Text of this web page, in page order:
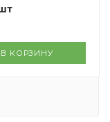
В КОРЗИНУ